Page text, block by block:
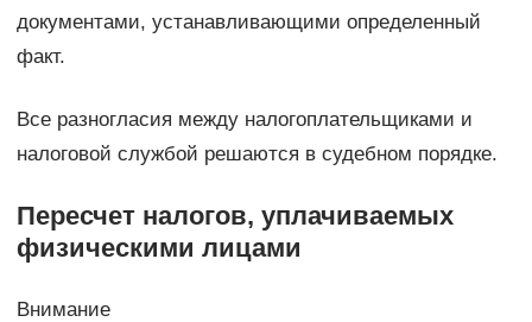
документами, устанавливающими определенный
факт.
Все разногласия между налогоплательщиками и
налоговой службой решаются в судебном порядке.
Пересчет налогов, уплачиваемых
физическими лицами
Внимание